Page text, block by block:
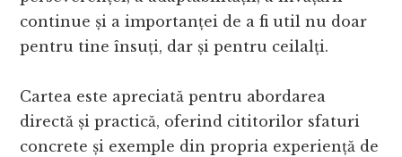
continue și a importanței de a fi util nu doar
pentru tine însuți, dar și pentru ceilalți.
Cartea este apreciată pentru abordarea
directă și practică, oferind cititorilor sfaturi
concrete și exemple din propria experiență de